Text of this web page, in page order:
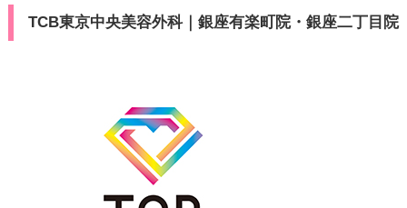
TCB東京中央美容外科｜銀座有楽町院・銀座二丁目院